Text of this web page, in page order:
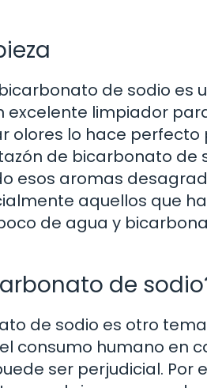
de sodio es
excelente limpiador
olores lo hace
de bicarbonato de
esos aromas
aquellos que
de agua y
de
de sodio es otro
consumo humano en
ser perjudicial.